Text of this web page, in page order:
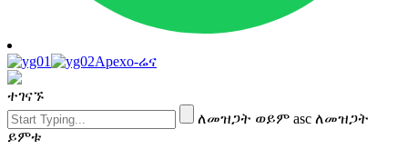
Apexo-ሬና
ተገናኙ
ለመዝጋት ወይም asc ለመዝጋት
ይምቱ